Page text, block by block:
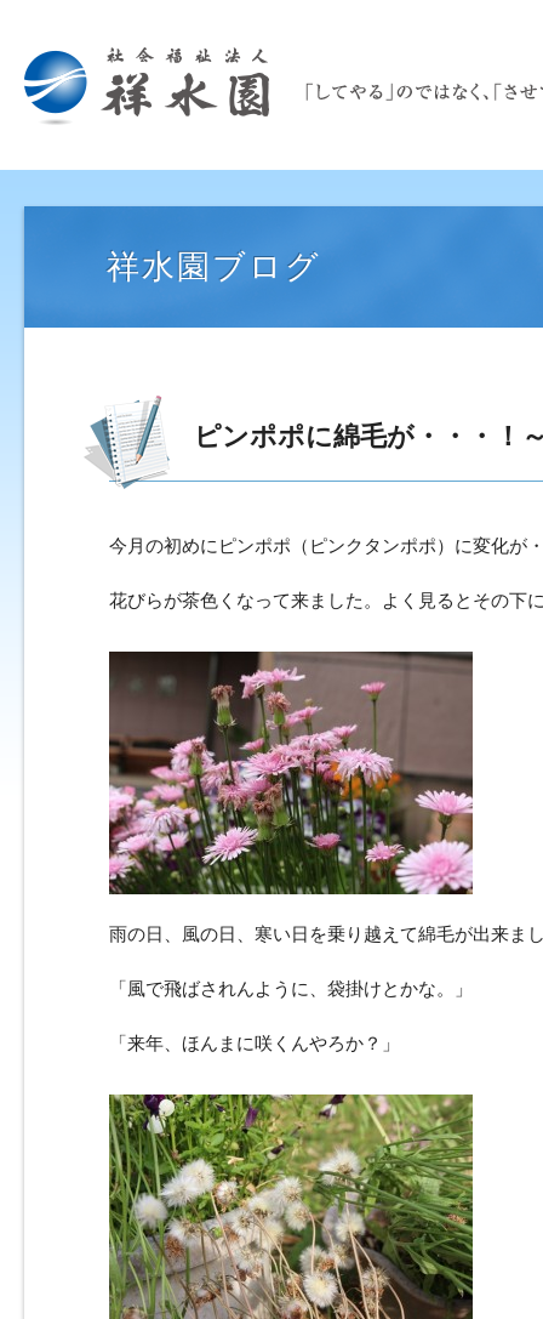
祥水園ブログ
ピンポポに綿毛が・・・！
今月の初めにピンポポ（ピンクタンポポ）に変化が
花びらが茶色くなって来ました。よく見るとその下
雨の日、風の日、寒い日を乗り越えて綿毛が出来ま
「風で飛ばされんように、袋掛けとかな。」
「来年、ほんまに咲くんやろか？」